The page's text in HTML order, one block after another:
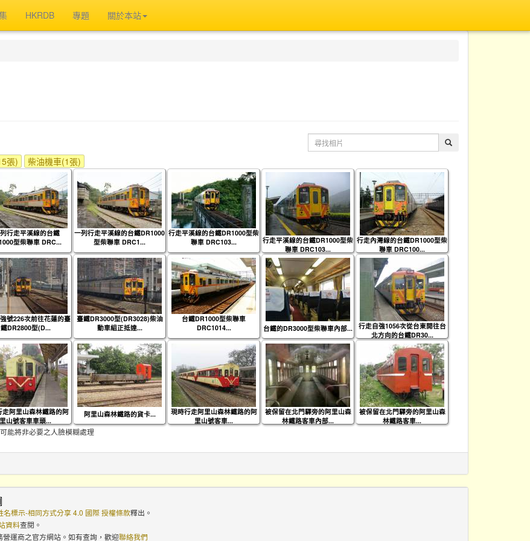
HKRDB 專題 關於本站
張) 柴油機車(1張)
行走平溪線的台鐵
型柴聯車 DRC...
一列行走平溪線的台鐵DR1000
型柴聯車 DRC1...
行走平溪線的台鐵DR1000型柴
聯車 DRC103...
行走平溪線的台鐵DR1000型柴
聯車 DRC103...
行走內灣線的台鐵DR1000型柴
聯車 DRC100...
號226次前往花蓮的臺
鐵DR2800型(D...
臺鐵DR3000型(DR3028)柴油
動車組正抵達...
台鐵DR1000型柴聯車
DRC1014...
台鐵的DR3000型柴聯車內部...
行走自強1056次從台東開往台
北方向的台鐵DR30...
走阿里山森林鐵路的阿
里山號客車車頭...
阿里山森林鐵路的貨卡...
現時行走阿里山森林鐵路的阿
里山號客車...
被保留在北門驛旁的阿里山森
林鐵路客車內部...
被保留在北門驛旁的阿里山森
林鐵路客車...
能將非必要之人臉模糊處理
名標示-相同方式分享 4.0 國際 授權條款釋出。
資料查閱。
運商之官方網站。如有查詢，歡迎聯絡我們